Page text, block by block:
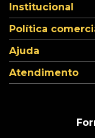
Institucional
Política
Ajuda
Atendimento